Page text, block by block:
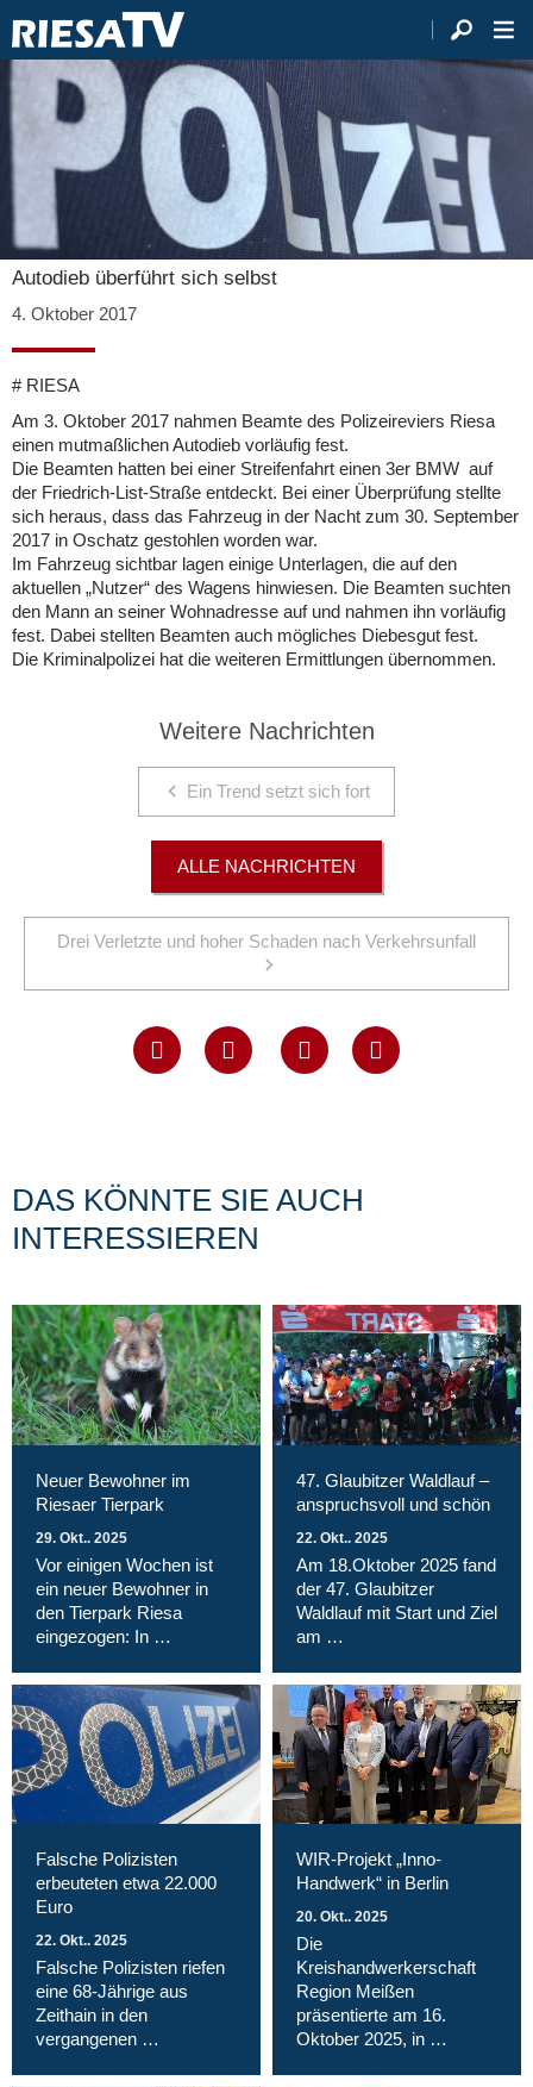
Autodieb überführt sich selbst
4. Oktober 2017
# RIESA
Am 3. Oktober 2017 nahmen Beamte des Polizeireviers Riesa
einen mutmaßlichen Autodieb vorläufig fest.
Die Beamten hatten bei einer Streifenfahrt einen 3er BMW auf
der Friedrich-List-Straße entdeckt. Bei einer Überprüfung stellte
sich heraus, dass das Fahrzeug in der Nacht zum 30. September
2017 in Oschatz gestohlen worden war.
Im Fahrzeug sichtbar lagen einige Unterlagen, die auf den
aktuellen „Nutzer“ des Wagens hinwiesen. Die Beamten suchten
den Mann an seiner Wohnadresse auf und nahmen ihn vorläufig
fest. Dabei stellten Beamten auch mögliches Diebesgut fest.
Die Kriminalpolizei hat die weiteren Ermittlungen übernommen.
Weitere Nachrichten
Ein Trend setzt sich fort
ALLE NACHRICHTEN
Drei Verletzte und hoher Schaden nach Verkehrsunfall
DAS KÖNNTE SIE AUCH
INTERESSIEREN
Neuer Bewohner im
Riesaer Tierpark
29. Okt.. 2025
Vor einigen Wochen ist
ein neuer Bewohner in
den Tierpark Riesa
eingezogen: In …
47. Glaubitzer Waldlauf –
anspruchsvoll und schön
22. Okt.. 2025
Am 18.Oktober 2025 fand
der 47. Glaubitzer
Waldlauf mit Start und Ziel
am …
Falsche Polizisten
erbeuteten etwa 22.000
Euro
22. Okt.. 2025
Falsche Polizisten riefen
eine 68-Jährige aus
Zeithain in den
vergangenen …
WIR-Projekt „Inno-
Handwerk“ in Berlin
20. Okt.. 2025
Die
Kreishandwerkerschaft
Region Meißen
präsentierte am 16.
Oktober 2025, in …